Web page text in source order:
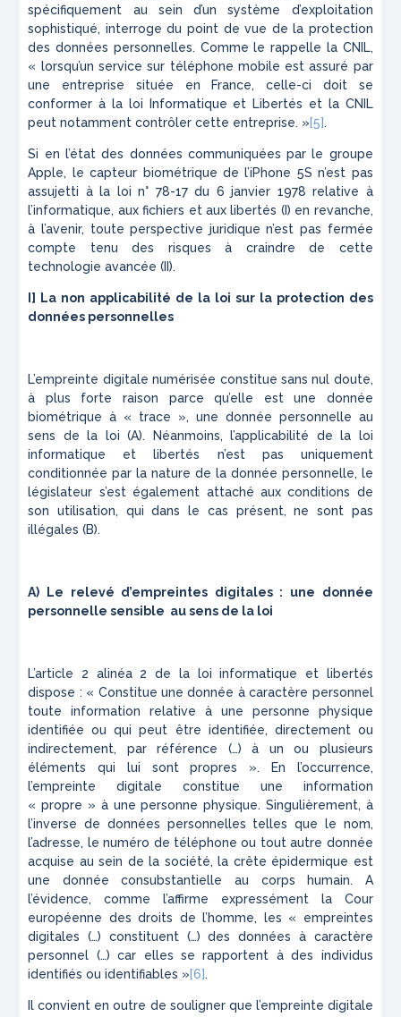
spécifiquement au sein d’un système d’exploitation
sophistiqué, interroge du point de vue de la protection
des données personnelles. Comme le rappelle la CNIL,
« lorsqu’un service sur téléphone mobile est assuré par
une entreprise située en France, celle-ci doit se
conformer à la loi Informatique et Libertés et la CNIL
peut notamment contrôler cette entreprise. »[5].
Si en l’état des données communiquées par le groupe
Apple, le capteur biométrique de l’iPhone 5S n’est pas
assujetti à la loi n° 78-17 du 6 janvier 1978 relative à
l’informatique, aux fichiers et aux libertés (I) en revanche,
à l’avenir, toute perspective juridique n’est pas fermée
compte tenu des risques à craindre de cette
technologie avancée (II).
I] La non applicabilité de la loi sur la protection des
données personnelles
L’empreinte digitale numérisée constitue sans nul doute,
à plus forte raison parce qu’elle est une donnée
biométrique à « trace », une donnée personnelle au
sens de la loi (A). Néanmoins, l’applicabilité de la loi
informatique et libertés n’est pas uniquement
conditionnée par la nature de la donnée personnelle, le
législateur s’est également attaché aux conditions de
son utilisation, qui dans le cas présent, ne sont pas
illégales (B).
A) Le relevé d’empreintes digitales : une donnée
personnelle sensible au sens de la loi
L’article 2 alinéa 2 de la loi informatique et libertés
dispose : « Constitue une donnée à caractère personnel
toute information relative à une personne physique
identifiée ou qui peut être identifiée, directement ou
indirectement, par référence (…) à un ou plusieurs
éléments qui lui sont propres ». En l’occurrence,
l’empreinte digitale constitue une information
« propre » à une personne physique. Singulièrement, à
l’inverse de données personnelles telles que le nom,
l’adresse, le numéro de téléphone ou tout autre donnée
acquise au sein de la société, la crête épidermique est
une donnée consubstantielle au corps humain. A
l’évidence, comme l’affirme expressément la Cour
européenne des droits de l’homme, les « empreintes
digitales (…) constituent (…) des données à caractère
personnel (…) car elles se rapportent à des individus
identifiés ou identifiables »[6].
Il convient en outre de souligner que l’empreinte digitale